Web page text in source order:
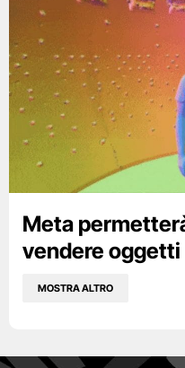
Meta
vendere
MOSTRA ALTRO